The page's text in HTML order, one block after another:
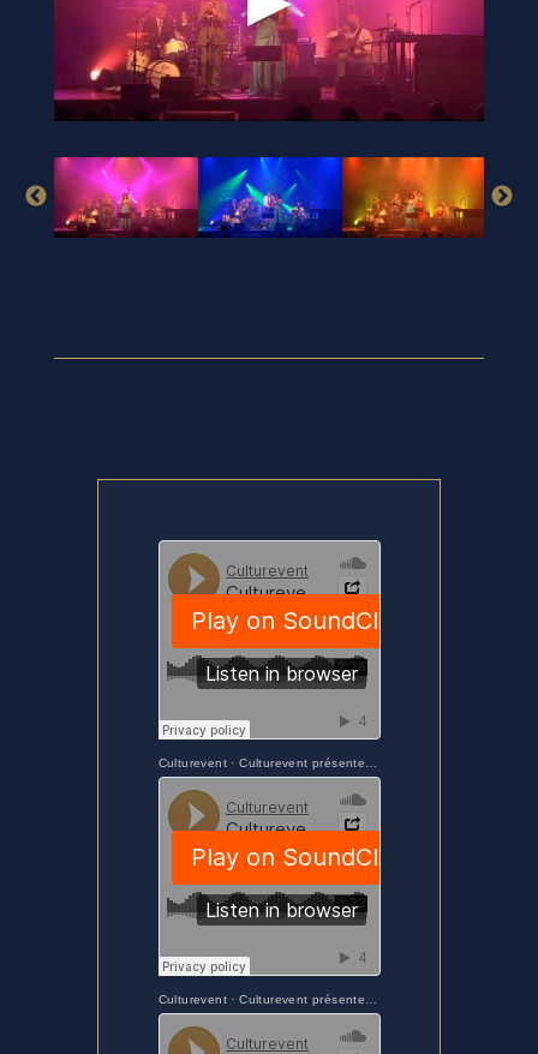
Culturevent ·Culturevent présente Sway by Just in Time Quartet avec Jacky Berecochea
Culturevent ·Culturevent présente Cheek to cheek by Just in Time Quartet avec Jacky Berecochea